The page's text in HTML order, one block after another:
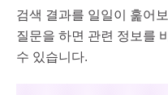
검색 결과를 일일이 훑어
질문을 하면 관련 정보를
수 있습니다.